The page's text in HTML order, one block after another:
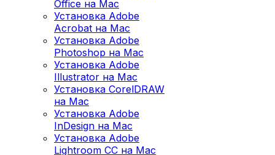
Office на Mac
Установка Adobe
Acrobat на Mac
Установка Adobe
Photoshop на Mac
Установка Adobe
Illustrator на Mac
Установка CorelDRAW
на Mac
Установка Adobe
InDesign на Mac
Установка Adobe
Lightroom CC на Mac